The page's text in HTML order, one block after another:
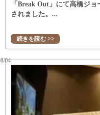
「Break Out」にて高橋ジ
されました。...
続きを読む >>
04